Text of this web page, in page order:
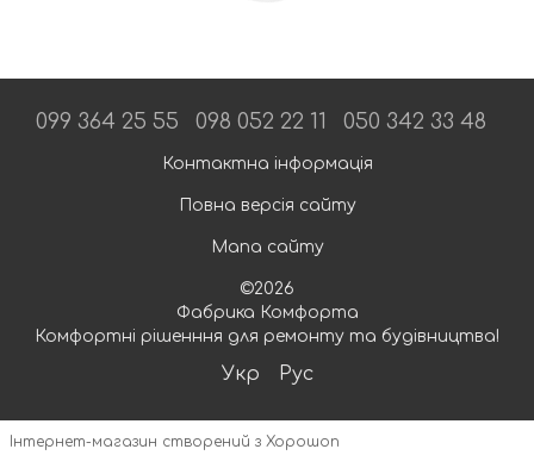
099 364 25 55 098 052 22 11 050 342 33 48
Контактна інформація
Повна версія сайту
Мапа сайту
©2026
Фабрика Комфорта
Комфортні рішенння для ремонту та будівництва!
Укр Рус
Інтернет-магазин створений з Хорошоп